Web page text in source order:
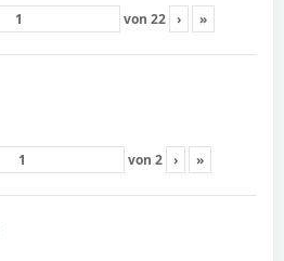
von 22 › »
von 2 › »